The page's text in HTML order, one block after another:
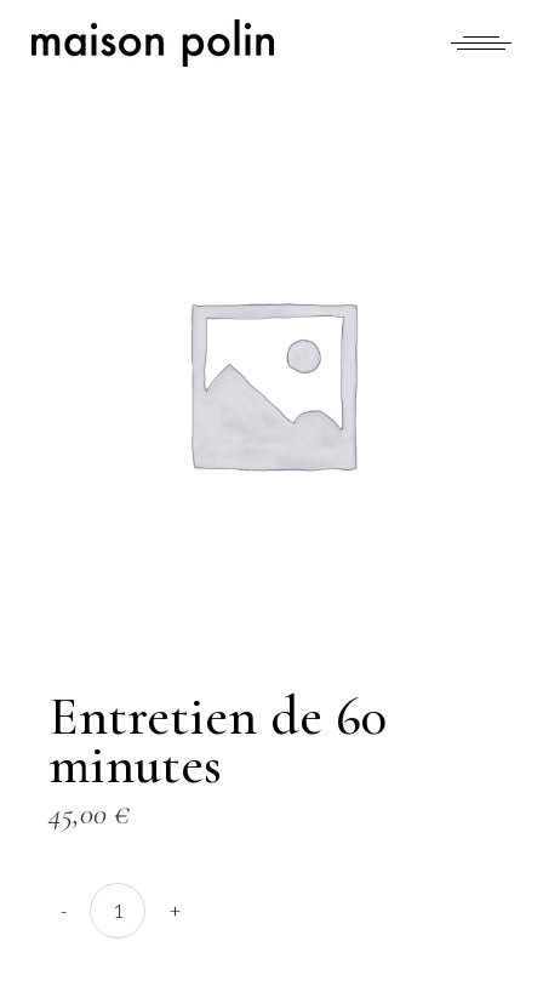
Entretien de 60
minutes
45,00 €
- +